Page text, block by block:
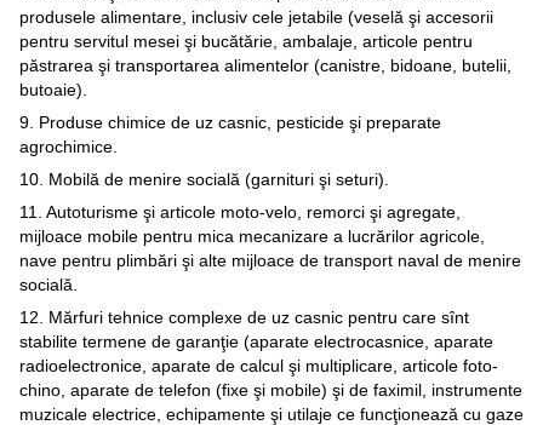
produsele alimentare, inclusiv cele jetabile (veselă şi accesorii
pentru servitul mesei şi bucătărie, ambalaje, articole pentru
păstrarea şi transportarea alimentelor (canistre, bidoane, butelii,
butoaie).
9. Produse chimice de uz casnic, pesticide şi preparate
agrochimice.
10. Mobilă de menire socială (garnituri şi seturi).
11. Autoturisme şi articole moto-velo, remorci şi agregate,
mijloace mobile pentru mica mecanizare a lucrărilor agricole,
nave pentru plimbări şi alte mijloace de transport naval de menire
socială.
12. Mărfuri tehnice complexe de uz casnic pentru care sînt
stabilite termene de garanţie (aparate electrocasnice, aparate
radioelectronice, aparate de calcul şi multiplicare, articole foto-
chino, aparate de telefon (fixe şi mobile) şi de faximil, instrumente
muzicale electrice, echipamente şi utilaje ce funcţionează cu gaze